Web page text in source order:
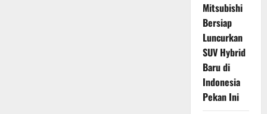
Mitsubishi
Bersiap
Luncurkan
SUV Hybrid
Baru di
Indonesia
Pekan Ini